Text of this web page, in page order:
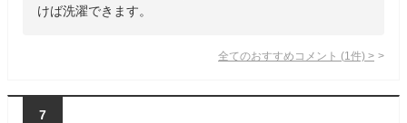
けば洗濯できます。
全てのおすすめコメント (1 件) >
7